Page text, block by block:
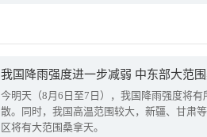
今明天（8月6日至7日），我国降雨强度将
散。同时，我国高温范围较大，新疆、甘肃
区将有大范围桑拿天。